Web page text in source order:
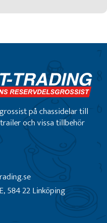
på chassidelar till
och vissa tillbehör
584 22 Linköping